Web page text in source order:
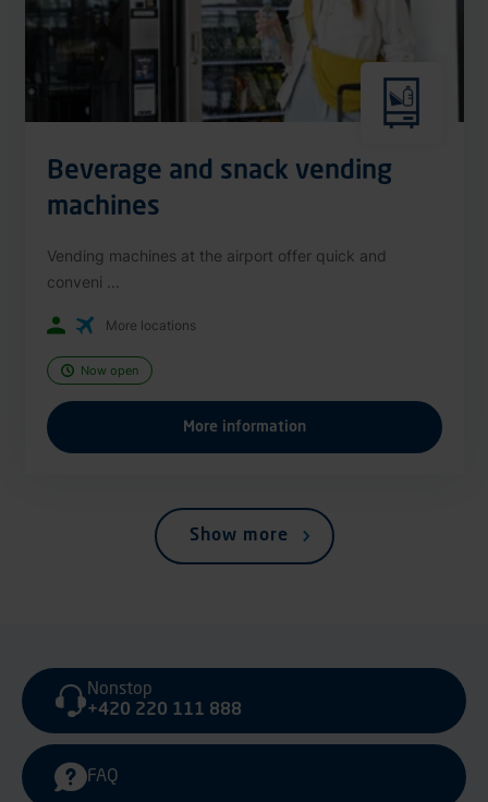
Beverage and snack vending
machines
Vending machines at the airport offer quick and
conveni ...
More locations
Now open
More information
Show more
Nonstop
+420 220 111 888
FAQ